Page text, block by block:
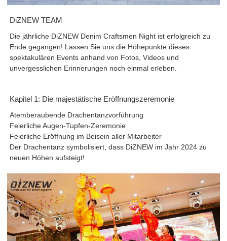
DiZNEW TEAM
Die jährliche DiZNEW Denim Craftsmen Night ist erfolgreich zu
Ende gegangen! Lassen Sie uns die Höhepunkte dieses
spektakulären Events anhand von Fotos, Videos und
unvergesslichen Erinnerungen noch einmal erleben.
Kapitel 1: Die majestätische Eröffnungszeremonie
Atemberaubende Drachentanzvorführung
Feierliche Augen-Tupfen-Zeremonie
Feierliche Eröffnung im Beisein aller Mitarbeiter
Der Drachentanz symbolisiert, dass DiZNEW im Jahr 2024 zu
neuen Höhen aufsteigt!